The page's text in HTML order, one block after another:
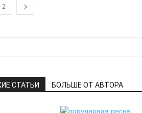
2
СТАТЬИ БОЛЬШЕ ОТ АВТОРА